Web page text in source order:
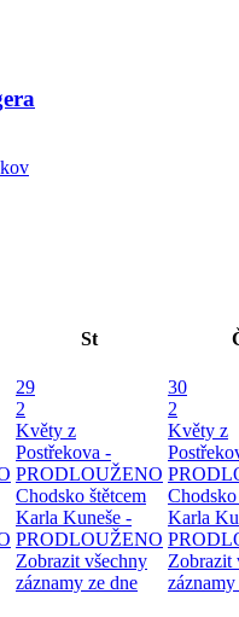
St
29
2
Květy z
Postřekova -
PRODLOUŽENO
Chodsko štětcem
Karla Kuneše -
PRODLOUŽENO
Zobrazit všechny
záznamy ze dne
30
2
Květy z
Chodsko
Karla
Zobrazit